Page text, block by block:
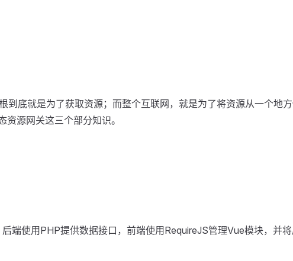
到底就是为了获取资源；而整个互联网，就是为了将资源从一个地
源网关这三个部分知识。
端使用PHP提供数据接口，前端使用RequireJS管理Vue模块，并